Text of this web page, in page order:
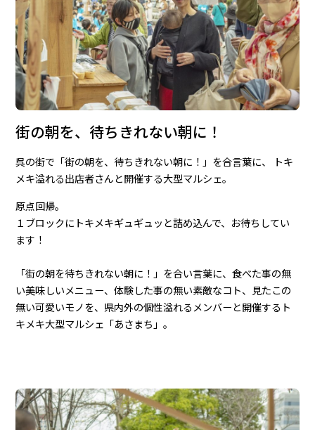
街の朝を、待ちきれない朝に！
呉の街で「街の朝を、待ちきれない朝に！」を合言葉に、 トキ
メキ溢れる出店者さんと開催する大型マルシェ。
原点回帰。
１ブロックにトキメキギュギュッと詰め込んで、お待ちしてい
ます！
「街の朝を待ちきれない朝に！」を合い言葉に、食べた事の無
い美味しいメニュー、体験した事の無い素敵なコト、見たこの
無い可愛いモノを、県内外の個性溢れるメンバーと開催するト
キメキ大型マルシェ「あさまち」。